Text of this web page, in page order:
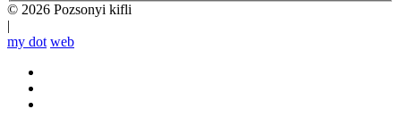
© 2026 Pozsonyi kifli
|
my dot web